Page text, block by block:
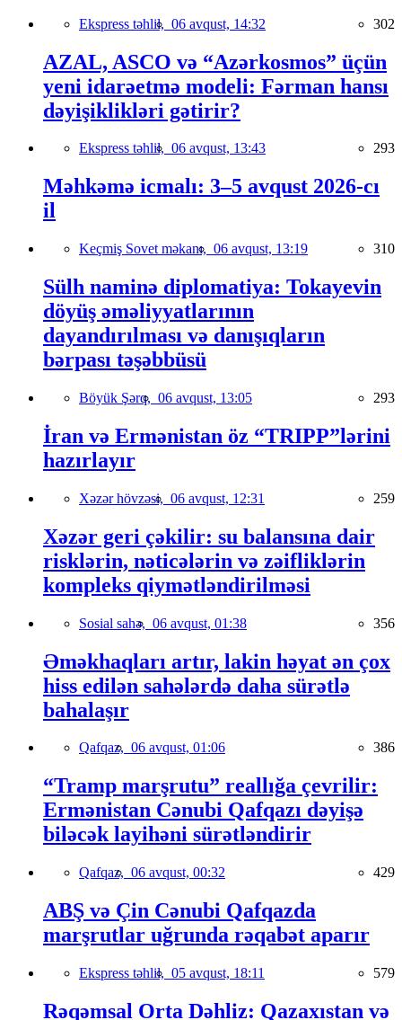
Ekspress təhlil, 06 avqust, 14:32 302
AZAL, ASCO və “Azərkosmos” üçün
yeni idarəetmə modeli: Fərman hansı
dəyişiklikləri gətirir?
Ekspress təhlil, 06 avqust, 13:43 293
Məhkəmə icmalı: 3–5 avqust 2026-cı
il
Keçmiş Sovet məkanı, 06 avqust, 13:19 310
Sülh naminə diplomatiya: Tokayevin
döyüş əməliyyatlarının
dayandırılması və danışıqların
bərpası təşəbbüsü
Böyük Şərq, 06 avqust, 13:05 293
İran və Ermənistan öz “TRIPP”lərini
hazırlayır
Xəzər hövzəsi, 06 avqust, 12:31 259
Xəzər geri çəkilir: su balansına dair
risklərin, nəticələrin və zəifliklərin
kompleks qiymətləndirilməsi
Sosial sahə, 06 avqust, 01:38 356
Əməkhaqları artır, lakin həyat ən çox
hiss edilən sahələrdə daha sürətlə
bahalaşır
Qafqaz, 06 avqust, 01:06 386
“Tramp marşrutu” reallığa çevrilir:
Ermənistan Cənubi Qafqazı dəyişə
biləcək layihəni sürətləndirir
Qafqaz, 06 avqust, 00:32 429
ABŞ və Çin Cənubi Qafqazda
marşrutlar uğrunda rəqabət aparır
Ekspress təhlil, 05 avqust, 18:11 579
Rəqəmsal Orta Dəhliz: Qazaxıstan və